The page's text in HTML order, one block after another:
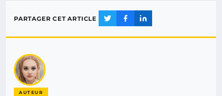
PARTAGER CET ARTICLE
AUTEUR